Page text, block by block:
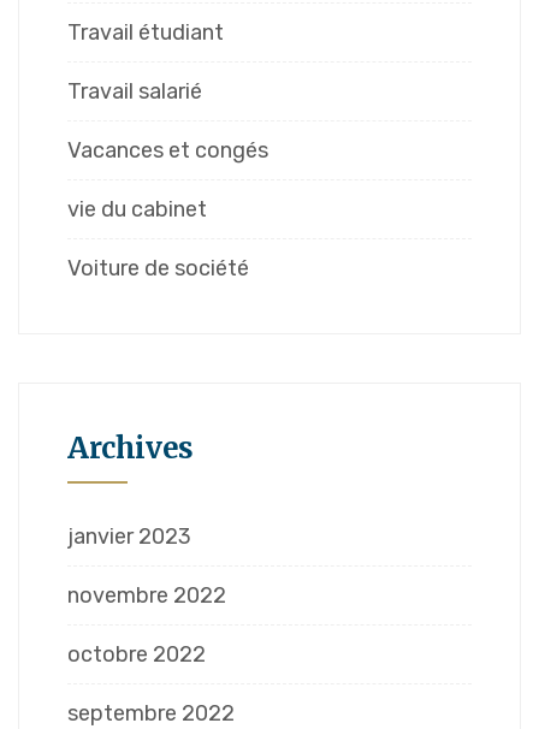
Travail étudiant
Travail salarié
Vacances et congés
vie du cabinet
Voiture de société
Archives
janvier 2023
novembre 2022
octobre 2022
septembre 2022